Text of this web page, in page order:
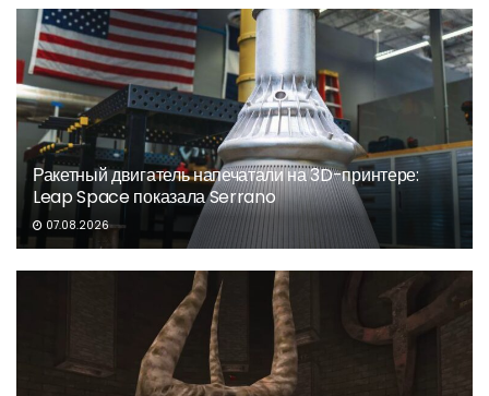
Ракетный двигатель напечатали на 3D-принтере:
Leap Space показала Serrano
07.08.2026